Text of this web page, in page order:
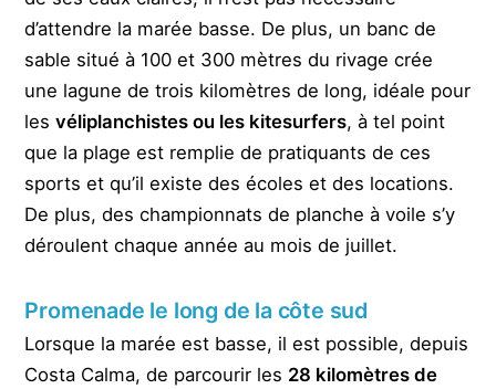
d’attendre la marée basse. De plus, un banc de
sable situé à 100 et 300 mètres du rivage crée
une lagune de trois kilomètres de long, idéale pour
lesvéliplanchistes ou les kitesurfers, à tel point
que la plage est remplie de pratiquants de ces
sports et qu’il existe des écoles et des locations.
De plus, des championnats de planche à voile s’y
déroulent chaque année au mois de juillet.
Promenade le long de la côte sud
Lorsque la marée est basse, il est possible, depuis
Costa Calma, de parcourir les 28 kilomètres de